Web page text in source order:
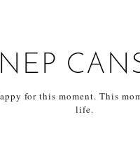
for this moment. This
life.